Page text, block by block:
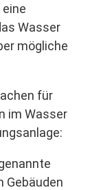
Wasser
mögliche
für
im Wasser
Gebäuden